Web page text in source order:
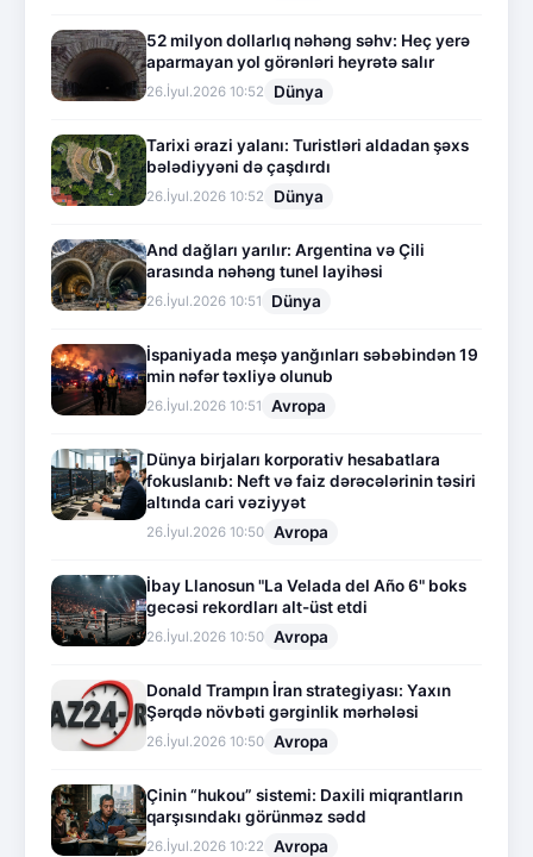
52 milyon dollarlıq nəhəng səhv: Heç yerə
aparmayan yol görənləri heyrətə salır
26.İyul.2026 10:52 Dünya
Tarixi ərazi yalanı: Turistləri aldadan şəxs
bələdiyyəni də çaşdırdı
26.İyul.2026 10:52 Dünya
And dağları yarılır: Argentina və Çili
arasında nəhəng tunel layihəsi
26.İyul.2026 10:51 Dünya
İspaniyada meşə yanğınları səbəbindən 19
min nəfər təxliyə olunub
26.İyul.2026 10:51 Avropa
Dünya birjaları korporativ hesabatlara
fokuslanıb: Neft və faiz dərəcələrinin təsiri
altında cari vəziyyət
26.İyul.2026 10:50 Avropa
İbay Llanosun "La Velada del Año 6" boks
gecəsi rekordları alt-üst etdi
26.İyul.2026 10:50 Avropa
Donald Trampın İran strategiyası: Yaxın
Şərqdə növbəti gərginlik mərhələsi
26.İyul.2026 10:50 Avropa
Çinin “hukou” sistemi: Daxili miqrantların
qarşısındakı görünməz sədd
26.İyul.2026 10:22 Avropa